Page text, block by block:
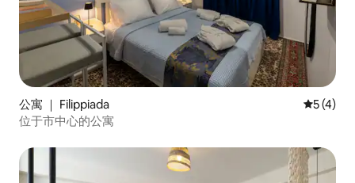
公寓 ｜ Filippiada 平均评分
5 (4)
位于市中心的公寓